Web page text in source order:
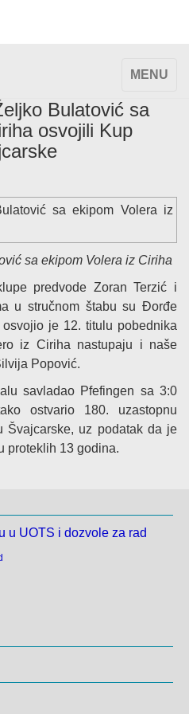
TOGGLE
MENU
Bulatović sa
osvojili Kup
sa ekipom Volera iz Ciriha
predvode Zoran Terzić i
u stručnom štabu su Đorđe
je 12. titulu pobednika
iz Ciriha nastupaju i naše
Popović.
savladao Pfefingen sa 3:0
ostvario 180. uzastopnu
Švajcarske, uz podatak da je
proteklih 13 godina.
u UOTS i dozvole za rad